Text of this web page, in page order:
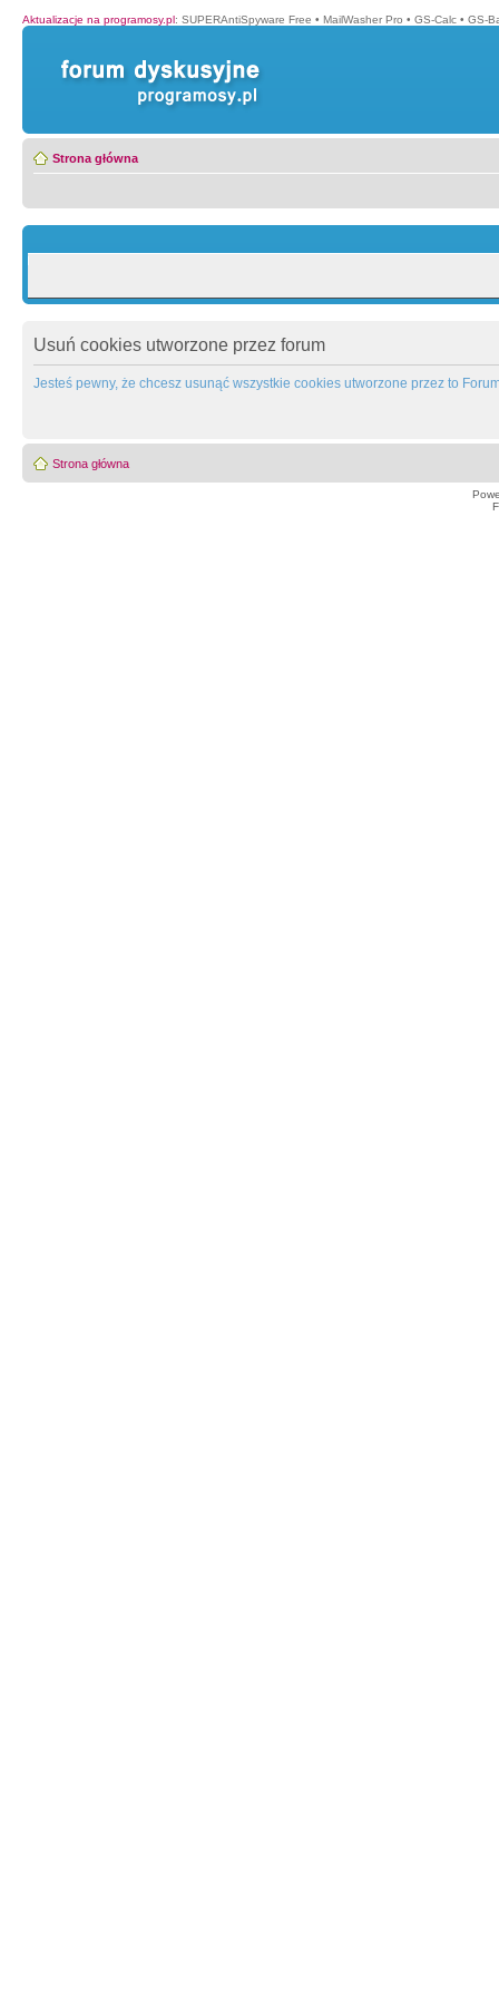
Aktualizacje na programosy.pl: SUPERAntiSpyware Free • MailWasher Pro • GS-Calc • GS-
Strona główna
Usuń cookies utworzone przez forum
Jesteś pewny, że chcesz usunąć wszystkie cookies utworzone przez to
Strona główna